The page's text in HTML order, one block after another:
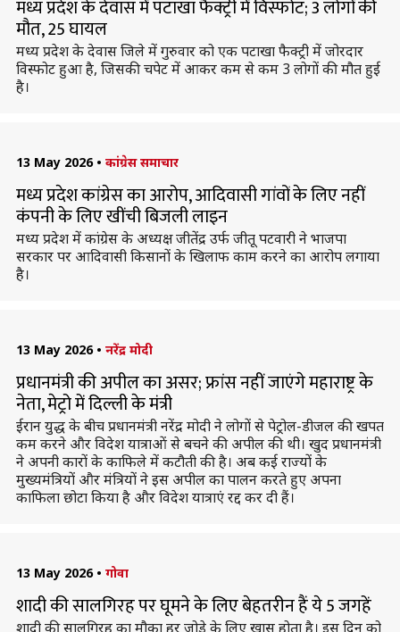
मध्य प्रदेश के देवास में पटाखा फैक्ट्री में विस्फोट; 3 लोगों की
मौत, 25 घायल
मध्य प्रदेश के देवास जिले में गुरुवार को एक पटाखा फैक्ट्री में जोरदार
विस्फोट हुआ है, जिसकी चपेट में आकर कम से कम 3 लोगों की मौत हुई
है।
13 May 2026 • कांग्रेस समाचार
मध्य प्रदेश कांग्रेस का आरोप, आदिवासी गांवों के लिए नहीं
कंपनी के लिए खींची बिजली लाइन
मध्य प्रदेश में कांग्रेस के अध्यक्ष जीतेंद्र उर्फ जीतू पटवारी ने भाजपा
सरकार पर आदिवासी किसानों के खिलाफ काम करने का आरोप लगाया
है।
13 May 2026 • नरेंद्र मोदी
प्रधानमंत्री की अपील का असर; फ्रांस नहीं जाएंगे महाराष्ट्र के
नेता, मेट्रो में दिल्ली के मंत्री
ईरान युद्ध के बीच प्रधानमंत्री नरेंद्र मोदी ने लोगों से पेट्रोल-डीजल की खपत
कम करने और विदेश यात्राओं से बचने की अपील की थी। खुद प्रधानमंत्री
ने अपनी कारों के काफिले में कटौती की है। अब कई राज्यों के
मुख्यमंत्रियों और मंत्रियों ने इस अपील का पालन करते हुए अपना
काफिला छोटा किया है और विदेश यात्राएं रद्द कर दी हैं।
13 May 2026 • गोवा
शादी की सालगिरह पर घूमने के लिए बेहतरीन हैं ये 5 जगहें
शादी की सालगिरह का मौका हर जोड़े के लिए खास होता है। इस दिन को